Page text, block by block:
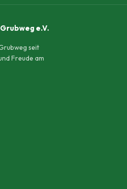
e.V.
seit
Freude am